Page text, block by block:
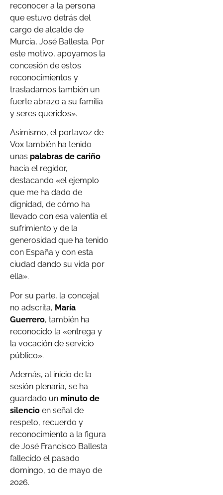
reconocer a la persona
que estuvo detrás del
cargo de alcalde de
Murcia, José Ballesta. Por
este motivo, apoyamos la
concesión de estos
reconocimientos y
trasladamos también un
fuerte abrazo a su familia
y seres queridos».
Asimismo, el portavoz de
Vox también ha tenido
unas palabras de cariño
hacia el regidor,
destacando «el ejemplo
que me ha dado de
dignidad, de cómo ha
llevado con esa valentía el
sufrimiento y de la
generosidad que ha tenido
con España y con esta
ciudad dando su vida por
ella».
Por su parte, la concejal
no adscrita, María
Guerrero, también ha
reconocido la «entrega y
la vocación de servicio
público».
Además, al inicio de la
sesión plenaria, se ha
guardado un minuto de
silencio en señal de
respeto, recuerdo y
reconocimiento a la figura
de José Francisco Ballesta
fallecido el pasado
domingo, 10 de mayo de
2026.